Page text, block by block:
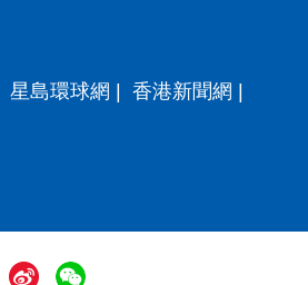
星島環球網 | 香港新聞網 |